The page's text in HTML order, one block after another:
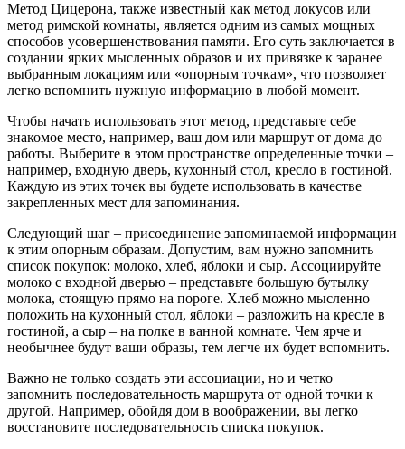
Метод Цицерона, также известный как метод локусов или
метод римской комнаты, является одним из самых мощных
способов усовершенствования памяти. Его суть заключается в
создании ярких мысленных образов и их привязке к заранее
выбранным локациям или «опорным точкам», что позволяет
легко вспомнить нужную информацию в любой момент.
Чтобы начать использовать этот метод, представьте себе
знакомое место, например, ваш дом или маршрут от дома до
работы. Выберите в этом пространстве определенные точки –
например, входную дверь, кухонный стол, кресло в гостиной.
Каждую из этих точек вы будете использовать в качестве
закрепленных мест для запоминания.
Следующий шаг – присоединение запоминаемой информации
к этим опорным образам. Допустим, вам нужно запомнить
список покупок: молоко, хлеб, яблоки и сыр. Ассоциируйте
молоко с входной дверью – представьте большую бутылку
молока, стоящую прямо на пороге. Хлеб можно мысленно
положить на кухонный стол, яблоки – разложить на кресле в
гостиной, а сыр – на полке в ванной комнате. Чем ярче и
необычнее будут ваши образы, тем легче их будет вспомнить.
Важно не только создать эти ассоциации, но и четко
запомнить последовательность маршрута от одной точки к
другой. Например, обойдя дом в воображении, вы легко
восстановите последовательность списка покупок.